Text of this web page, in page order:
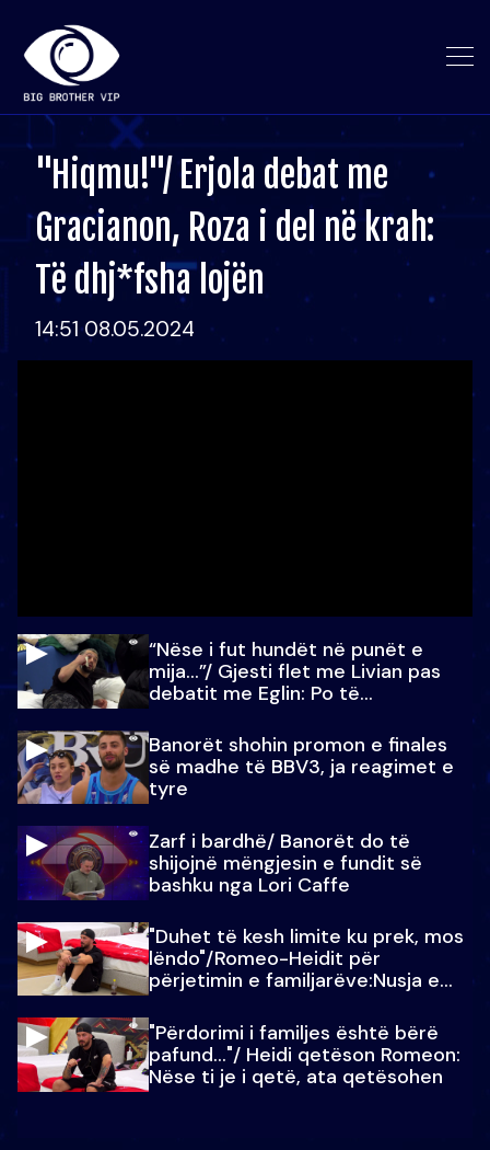
"Hiqmu!"/ Erjola debat me
Gracianon, Roza i del në krah:
Të dhj*fsha lojën
14:51 08.05.2024
“Nëse i fut hundët në punët e
mija…”/ Gjesti flet me Livian pas
debatit me Eglin: Po të
Banorët shohin promon e finales
së madhe të BBV3, ja reagimet e
tyre
Zarf i bardhë/ Banorët do të
shijojnë mëngjesin e fundit së
bashku nga Lori Caffe
"Duhet të kesh limite ku prek, mos
lëndo"/Romeo-Heidit për
përjetimin e familjarëve:Nusja e
"Përdorimi i familjes është bërë
pafund…"/ Heidi qetëson Romeon:
Nëse ti je i qetë, ata qetësohen